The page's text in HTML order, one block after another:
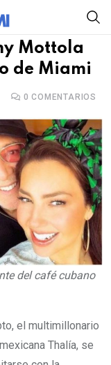
Mottola
de Miami
0 COMENTARIOS
del café cubano
el multimillonario
Thalía, se